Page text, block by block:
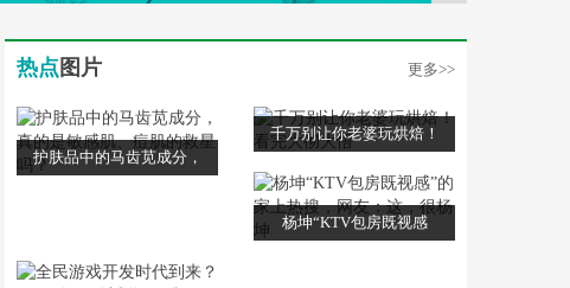
热点 图片 更多>>
护肤品中的马齿苋成分，
千万别让你老婆玩烘焙！
杨坤“KTV包房既视感